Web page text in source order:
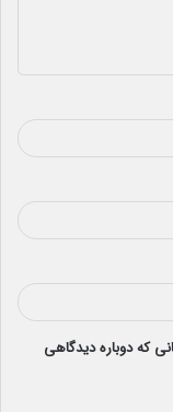
که دوباره دیدگاهی